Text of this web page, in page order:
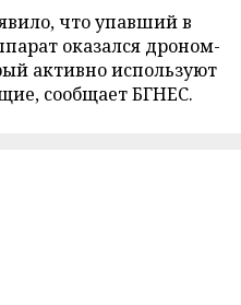
что упавший в
оказался дроном-
активно используют
сообщает БГНЕС.